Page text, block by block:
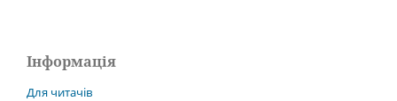
Інформація
Для читачів